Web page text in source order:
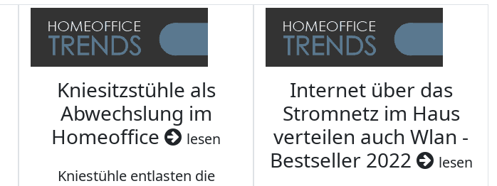
Kniesitzstühle als
Abwechslung im
Homeoffice
lesen
Kniestühle entlasten die
Internet über das
Stromnetz im Haus
verteilen auch Wlan -
Bestseller 2022
lesen